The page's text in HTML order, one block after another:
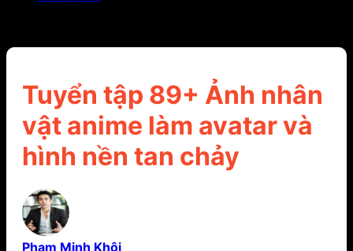
Tuyển tập 89+ Ảnh nhân
vật anime làm avatar và
hình nền tan chảy
Phạm Minh Khôi